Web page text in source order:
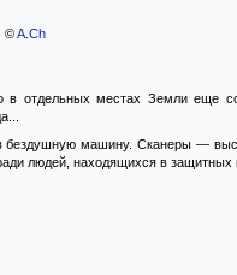
©A.Ch
в отдельных местах Земли еще
бездушную машину. Сканеры —
людей, находящихся в защитных